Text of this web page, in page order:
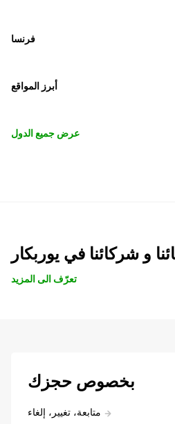
فرنسا
أبرز المواقع
عرض جميع الدول
و شركائنا في يوربكار
تعرّف الى المزيد
بخصوص حجزك
متابعة، تغيير، إلغاء